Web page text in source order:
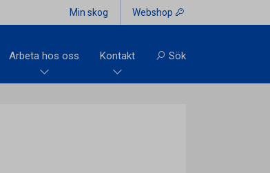
Min skog Webshop
Arbeta hos oss Kontakt Sök